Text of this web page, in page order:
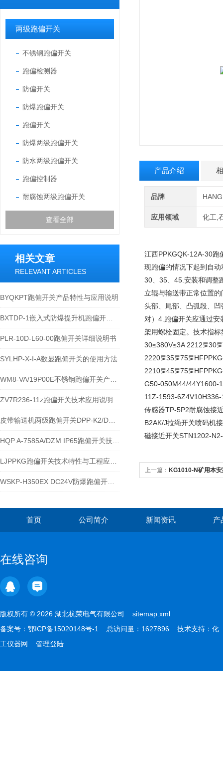
两级跑偏开关
不锈钢跑偏开关
跑偏检测器
防偏开关
防爆跑偏开关
跑偏开关
防爆两级跑偏开关
防水两级跑偏开关
跑偏控制器
耐腐蚀两级跑偏开关
查看全部
相关文章
RELEVANT ARTICLES
BYQKPT跑偏开关产品特性与应用说明
PLR-10D-L60-00跑偏开关详细说明书
SYLHP-X-I-A数显跑偏开关的使用方法
ZV7R236-11z跑偏开关技术应用说明
产品介绍
品牌
应用领域 化工,
江西PPKGQK-12A-30跑
现跑偏的情况下起到自
30、35、45.安装和调整
立辊与输送带正常位置
头部、尾部、凸弧段、
对）4.跑偏开关应通过
架用螺栓固定。技术指
30≤380V≤3A
G50-050M44/44Y1600-
11Z-1593-
传感器TP-5P2耐腐蚀接
B2AK/J拉绳开关喷码机
磁接近开关STN1202-
上一篇： KG1010-N矿用本
首页 公司简介 新闻资讯 产
在线咨询
版权所有 © 2026 湖北杭荣电气有限公司 sitemap.xml
备案号： 鄂ICP备15020148号-1 总访问量：1627896 技术支持： 化
工仪器网
管理登陆